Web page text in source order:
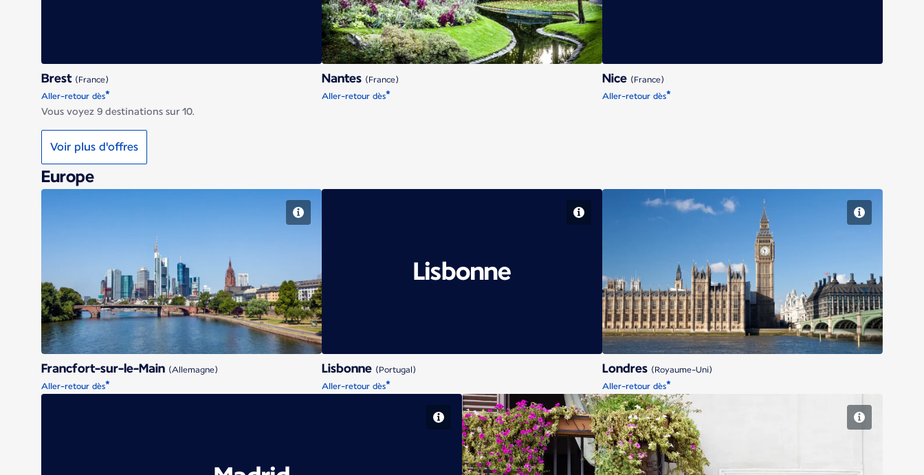
Brest (France)
Aller-retour dès*
Nantes (France)
Aller-retour dès*
Nice (France)
Aller-retour dès*
Vous voyez 9 destinations sur 10.
Voir plus d'offres
Europe
Francfort-sur-le-Main
Francfort-sur-le-Main (Allemagne)
Aller-retour dès*
Lisbonne
Lisbonne (Portugal)
Aller-retour dès*
Londres
Londres (Royaume-Uni)
Aller-retour dès*